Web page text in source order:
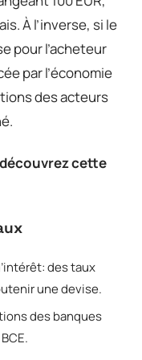
À l’inverse, si le
pour l’acheteur
par l’économie
des acteurs
cette
des taux
une devise.
des banques